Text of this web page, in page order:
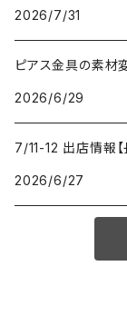
2026/7/31
ピアス金具の素材
2026/6/29
7/11-12 出店情報【
2026/6/27